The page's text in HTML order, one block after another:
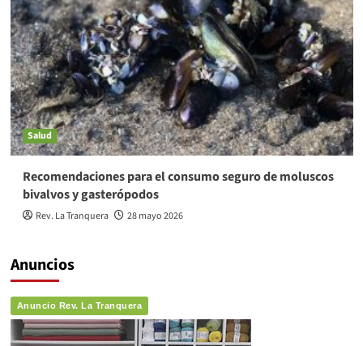
Salud
Recomendaciones para el consumo seguro de moluscos
bivalvos y gasterópodos
Rev. La Tranquera 28 mayo 2026
Anuncios
Anuncio Rev. La Tranquera